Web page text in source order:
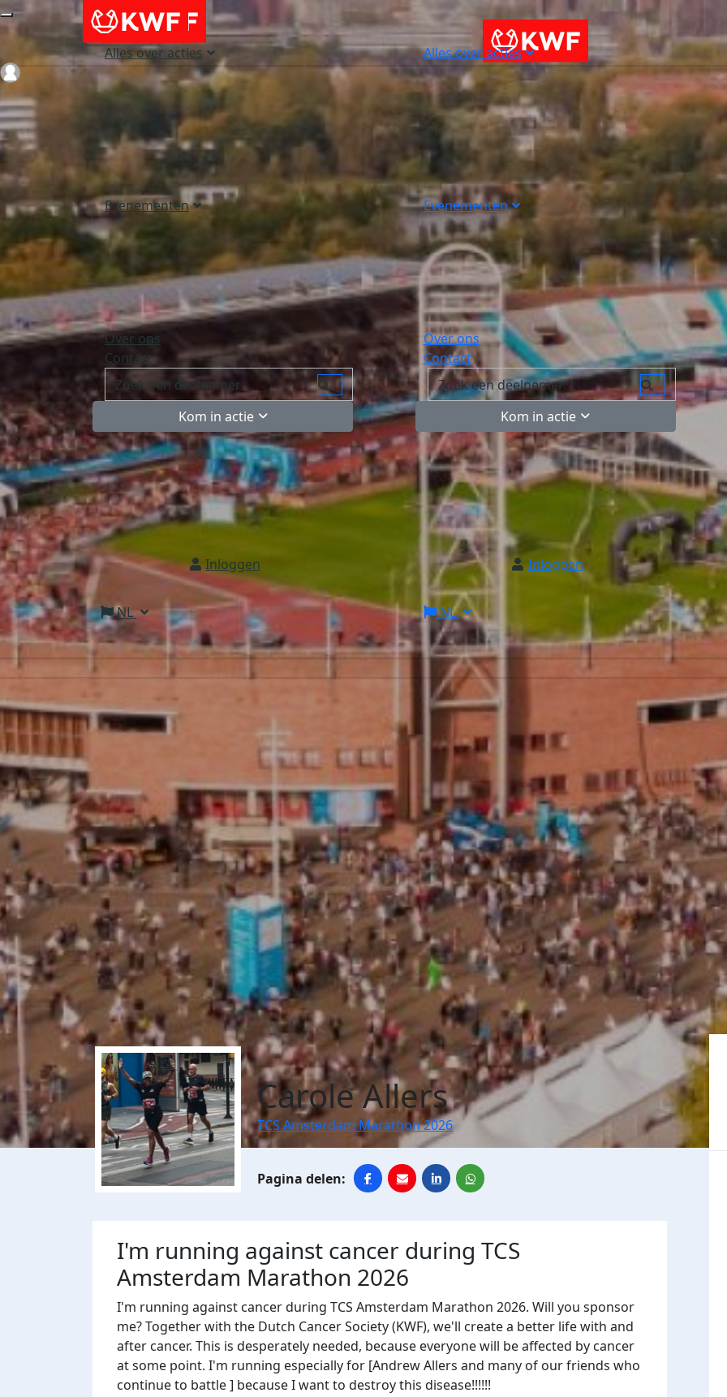
Alles over acties
Evenementen
Over ons
Contact
Kom in actie
Inloggen
NL
Alles over acties
Evenementen
Over ons
Contact
Kom in actie
Inloggen
NL
Login
Carole Allers
TCS Amsterdam Marathon 2026
I'm running against cancer during TCS
Amsterdam Marathon 2026
I'm running against cancer during TCS Amsterdam Marathon 2026. Will you sponsor
me? Together with the Dutch Cancer Society (KWF), we'll create a better life with and
after cancer. This is desperately needed, because everyone will be affected by cancer
at some point. I'm running especially for [Andrew Allers and many of our friends who
continue to battle ] because I want to destroy this disease!!!!!!